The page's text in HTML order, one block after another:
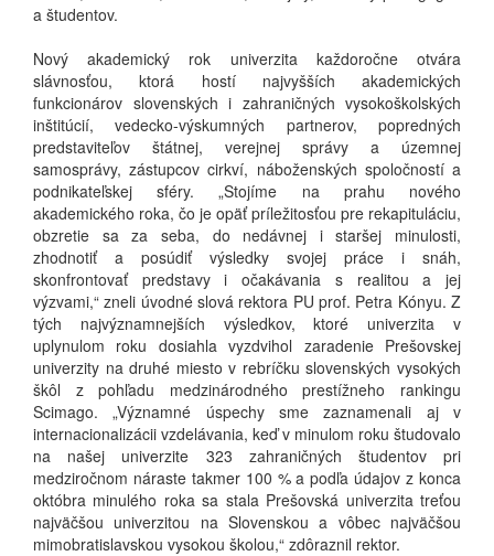
a študentov.
Nový akademický rok univerzita každoročne otvára
slávnosťou, ktorá hostí najvyšších akademických
funkcionárov slovenských i zahraničných vysokoškolských
inštitúcií, vedecko-výskumných partnerov, popredných
predstaviteľov štátnej, verejnej správy a územnej
samosprávy, zástupcov cirkví, náboženských spoločností a
podnikateľskej sféry. „Stojíme na prahu nového
akademického roka, čo je opäť príležitosťou pre rekapituláciu,
obzretie sa za seba, do nedávnej i staršej minulosti,
zhodnotiť a posúdiť výsledky svojej práce i snáh,
skonfrontovať predstavy i očakávania s realitou a jej
výzvami,“ zneli úvodné slová rektora PU prof. Petra Kónyu. Z
tých najvýznamnejších výsledkov, ktoré univerzita v
uplynulom roku dosiahla vyzdvihol zaradenie Prešovskej
univerzity na druhé miesto v rebríčku slovenských vysokých
škôl z pohľadu medzinárodného prestížneho rankingu
Scimago. „Významné úspechy sme zaznamenali aj v
internacionalizácii vzdelávania, keď v minulom roku študovalo
na našej univerzite 323 zahraničných študentov pri
medziročnom náraste takmer 100 % a podľa údajov z konca
októbra minulého roka sa stala Prešovská univerzita treťou
najväčšou univerzitou na Slovenskou a vôbec najväčšou
mimobratislavskou vysokou školou,“ zdôraznil rektor.